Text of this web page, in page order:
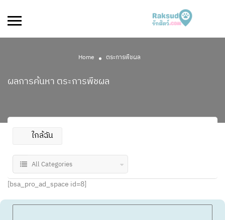
Home ตระการพืชผล
ผลการค้นหา ตระการพืชผล
ใกล้ฉัน
All Categories
[bsa_pro_ad_space id=8]